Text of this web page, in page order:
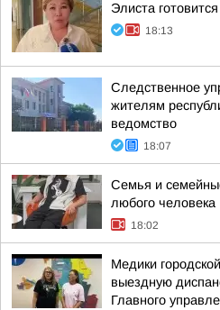
Элиста
18:13
Следственное
жителям
ведомство
18:07
Семья и
любого человека
18:02
Медики
выездную
Главного